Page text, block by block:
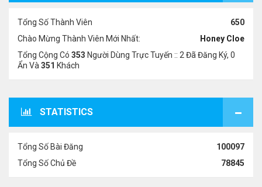
Tổng Số Thành Viên
650
Chào Mừng Thành Viên Mới Nhất:
Honey Cloe
Tổng Cộng Có 353 Người Dùng Trực Tuyến :: 2 Đã Đăng Ký, 0
Ẩn Và 351 Khách
STATISTICS
Tổng Số Bài Đăng
100097
Tổng Số Chủ Đề
78845